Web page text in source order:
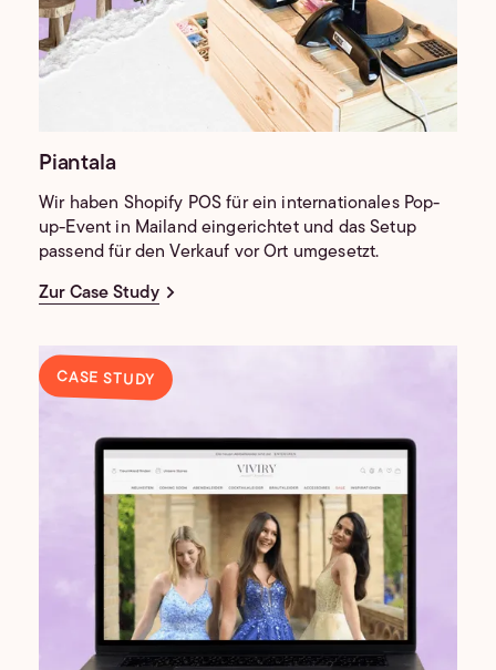
Piantala
Wir haben Shopify POS für ein internationales Pop-
up-Event in Mailand eingerichtet und das Setup
passend für den Verkauf vor Ort umgesetzt.
Zur Case Study
CASE STUDY